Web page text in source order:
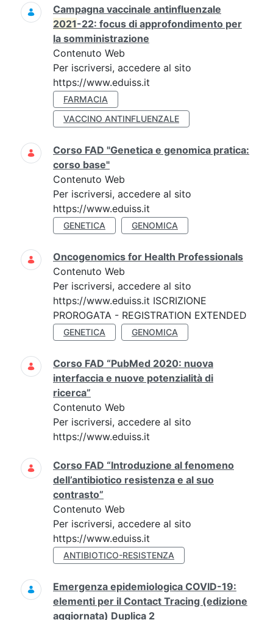
Campagna vaccinale antinfluenzale
2021-22: focus di approfondimento per
la somministrazione
Contenuto Web
Per iscriversi, accedere al sito
https://www.eduiss.it
FARMACIA
VACCINO ANTINFLUENZALE
Corso FAD "Genetica e genomica pratica:
corso base"
Contenuto Web
Per iscriversi, accedere al sito
https://www.eduiss.it
GENETICA GENOMICA
Oncogenomics for Health Professionals
Contenuto Web
Per iscriversi, accedere al sito
https://www.eduiss.it ISCRIZIONE
PROROGATA - REGISTRATION EXTENDED
GENETICA GENOMICA
Corso FAD “PubMed 2020: nuova
interfaccia e nuove potenzialità di
ricerca”
Contenuto Web
Per iscriversi, accedere al sito
https://www.eduiss.it
Corso FAD “Introduzione al fenomeno
dell’antibiotico resistenza e al suo
contrasto”
Contenuto Web
Per iscriversi, accedere al sito
https://www.eduiss.it
ANTIBIOTICO-RESISTENZA
Emergenza epidemiologica COVID-19:
elementi per il Contact Tracing (edizione
aggiornata) Duplica 2